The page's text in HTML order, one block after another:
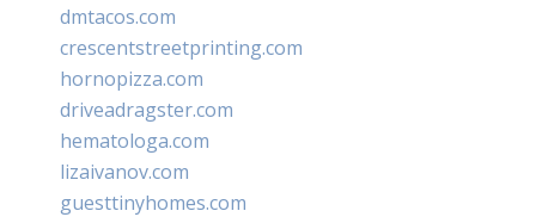
dmtacos.com
crescentstreetprinting.com
hornopizza.com
driveadragster.com
hematologa.com
lizaivanov.com
guesttinyhomes.com